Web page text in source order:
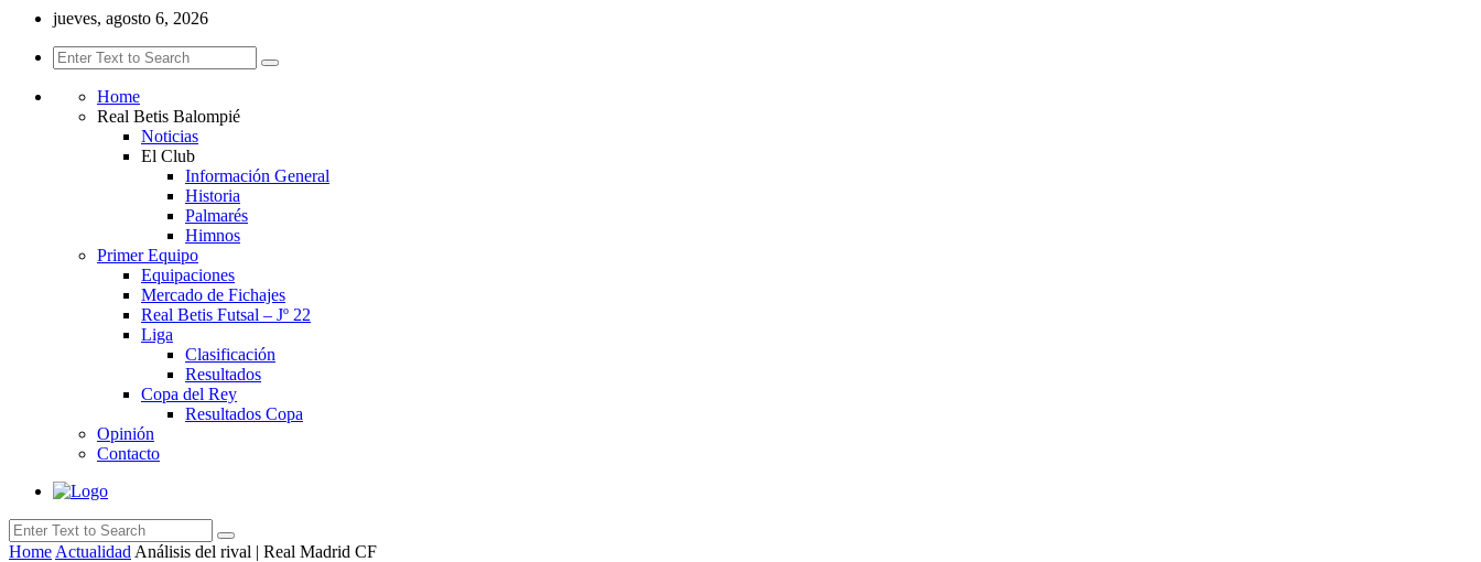
jueves, agosto 6, 2026
Home
Real Betis Balompié
Noticias
El Club
Información General
Historia
Palmarés
Himnos
Primer Equipo
Equipaciones
Mercado de Fichajes
Real Betis Futsal – Jº 22
Liga
Clasificación
Resultados
Copa del Rey
Resultados Copa
Opinión
Contacto
Home Actualidad Análisis del rival | Real Madrid CF